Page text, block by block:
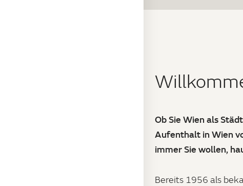
Ob Sie Wien als
Aufenthalt in Wien
immer Sie wollen,
Bereits 1956 als